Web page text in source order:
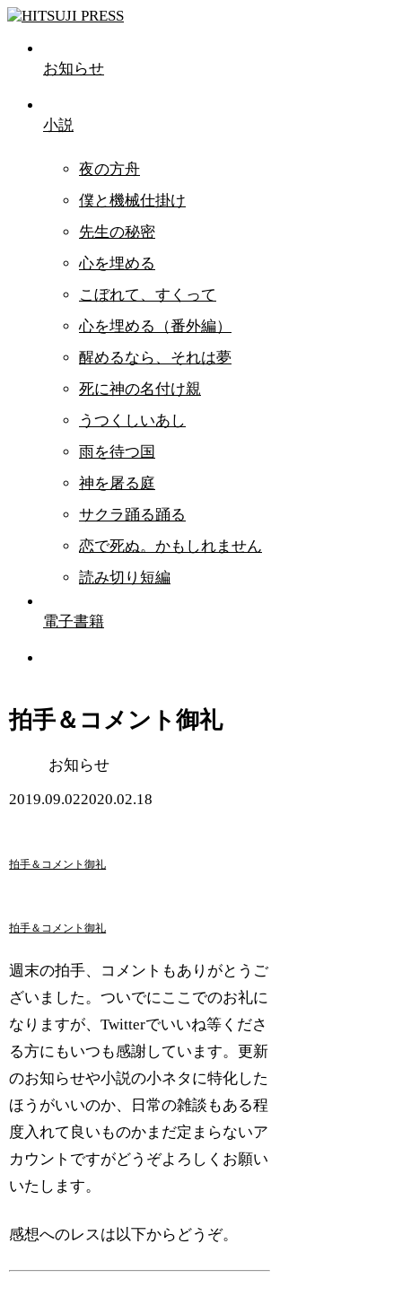
お知らせ
小説
夜の方舟
僕と機械仕掛け
先生の秘密
心を埋める
こぼれて、すくって
心を埋める（番外編）
醒めるなら、それは夢
死に神の名付け親
うつくしいあし
雨を待つ国
神を屠る庭
サクラ踊る踊る
恋で死ぬ。かもしれません
読み切り短編
電子書籍
拍手＆コメント御礼
お知らせ
2019.09.022020.02.18
拍手＆コメント御礼
拍手＆コメント御礼
週末の拍手、コメントもありがとうご
ざいました。ついでにここでのお礼に
なりますが、Twitterでいいね等くださ
る方にもいつも感謝しています。更新
のお知らせや小説の小ネタに特化した
ほうがいいのか、日常の雑談もある程
度入れて良いものかまだ定まらないア
カウントですがどうぞよろしくお願い
いたします。
感想へのレスは以下からどうぞ。